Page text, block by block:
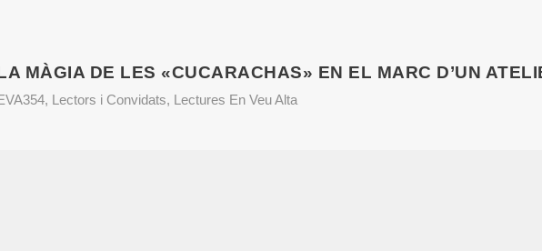
MÀGIA DE LES «CUCARACHAS» EN EL MARC D’UN
, Lectors i Convidats, Lectures En Veu Alta